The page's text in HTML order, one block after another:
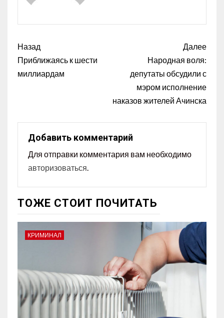
Назад
Приближаясь к шести
миллиардам
Далее
Народная воля:
депутаты обсудили с
мэром исполнение
наказов жителей Ачинска
Добавить комментарий
Для отправки комментария вам необходимо
авторизоваться.
ТОЖЕ СТОИТ ПОЧИТАТЬ
КРИМИНАЛ